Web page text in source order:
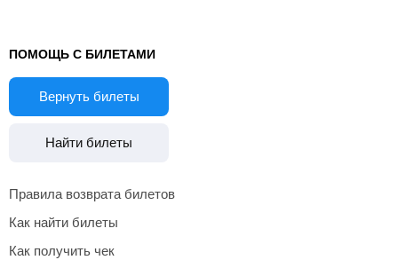
ПОМОЩЬ С БИЛЕТАМИ
Вернуть билеты
Найти билеты
Правила возврата билетов
Как найти билеты
Как получить чек